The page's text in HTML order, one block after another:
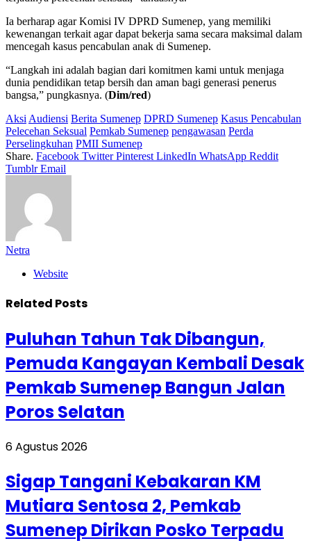
Ia berharap agar Komisi IV DPRD Sumenep, yang memiliki
kewenangan terkait agar dapat bekerja sama secara maksimal dalam
mencegah kasus pencabulan anak di Sumenep.
“Langkah ini adalah bagian dari komitmen kami untuk menjaga
dunia pendidikan tetap bersih dan aman bagi generasi penerus
bangsa,” pungkasnya. (Dim/red)
Aksi Audiensi Berita Sumenep DPRD Sumenep Kasus Pencabulan
Pelecehan Seksual Pemkab Sumenep pengawasan Perda
Perselingkuhan PMII Sumenep
Share. Facebook Twitter Pinterest LinkedIn WhatsApp Reddit
Tumblr Email
Netra
Website
Related Posts
Puluhan Tahun Tak Dibangun,
Pemuda Kangayan Kembali Desak
Pemkab Sumenep Bangun Jalan
Poros Selatan
6 Agustus 2026
Sigap Tangani Kebakaran KM
Mutiara Sentosa 2, Pemkab
Sumenep Dirikan Posko Terpadu